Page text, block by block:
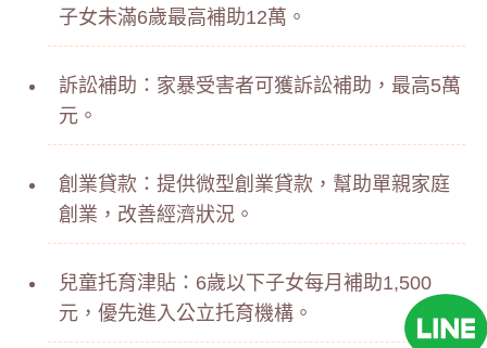
子女未滿6歲最高補助12萬。
訴訟補助：家暴受害者可獲訴訟補助，最高5萬
元。
創業貸款：提供微型創業貸款，幫助單親家庭
創業，改善經濟狀況。
兒童托育津貼：6歲以下子女每月補助1,500
元，優先進入公立托育機構。